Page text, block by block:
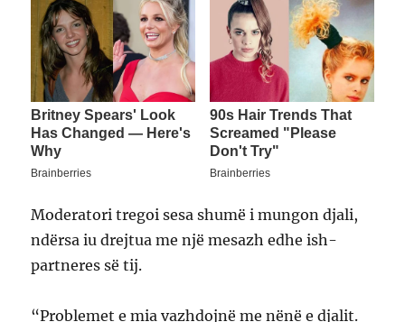
Moderatori tregoi sesa shumë i mungon djali,
ndërsa iu drejtua me një mesazh edhe ish-
partneres së tij.
“Problemet e mia vazhdojnë me nënë e djalit.